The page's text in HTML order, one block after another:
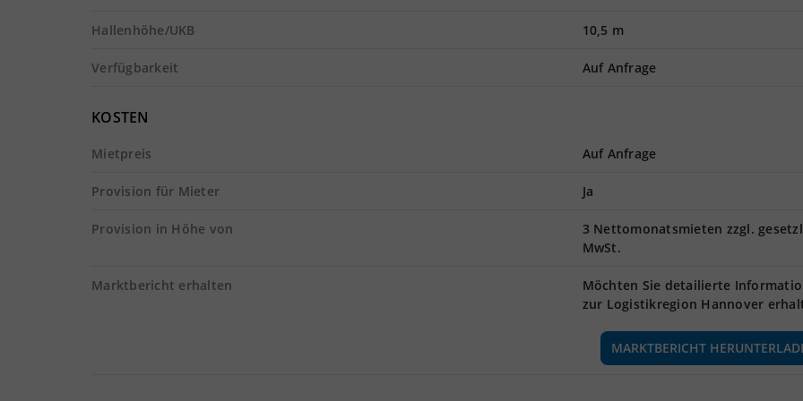
Hallenhöhe/UKB 10,5 m
Verfügbarkeit Auf Anfrage
KOSTEN
Mietpreis Auf Anfrage
Provision für Mieter Ja
Provision in Höhe von
3 Nettomonatsmieten zzgl.
MwSt.
Marktbericht erhalten
Möchten Sie detailierte
zur Logistikregion Hannover
MARKTBERICHT